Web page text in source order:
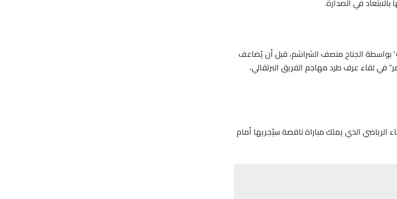
في الصدارة.
وافتتح أبناء المدرب التونسي فوزي البنزرتي حصة التسجيل في الدقيقة الـ49′ بواسطة الجناح منصف الشراشم، قبل أن يُضاعف
الـ76’، مؤمِّناً بذلك انتصار “الحُمر” في لقاء عرف طرد مهاجم الفريق البرتقالي،
عن المُطارد الرجاء الرياضي الذي يملك مباراة ناقصة سيُجريها أمام